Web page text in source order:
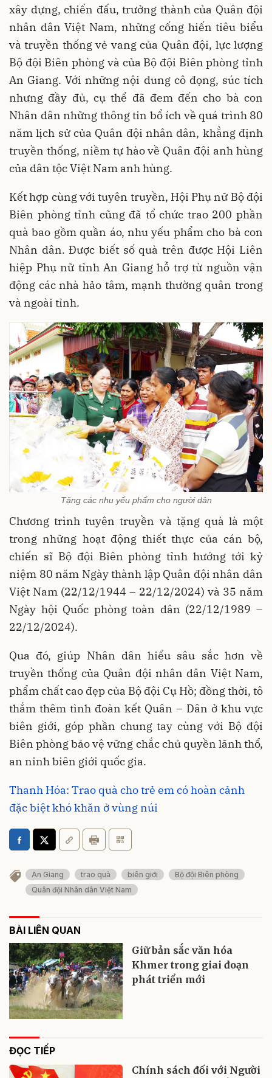
xây dựng, chiến đấu, trưởng thành của Quân đội
nhân dân Việt Nam, những cống hiến tiêu biểu
và truyền thống vẻ vang của Quân đội, lực lượng
Bộ đội Biên phòng và của Bộ đội Biên phòng tỉnh
An Giang. Với những nội dung cô đọng, súc tích
nhưng đầy đủ, cụ thể đã đem đến cho bà con
Nhân dân những thông tin bổ ích về quá trình 80
năm lịch sử của Quân đội nhân dân, khẳng định
truyền thống, niềm tự hào về Quân đội anh hùng
của dân tộc Việt Nam anh hùng.
Kết hợp cùng với tuyên truyền, Hội Phụ nữ Bộ đội
Biên phòng tỉnh cũng đã tổ chức trao 200 phần
quà bao gồm quần áo, nhu yếu phẩm cho bà con
Nhân dân. Được biết số quà trên được Hội Liên
hiệp Phụ nữ tỉnh An Giang hỗ trợ từ nguồn vận
động các nhà hảo tâm, mạnh thường quân trong
và ngoài tỉnh.
Tặng các nhu yếu phẩm cho người dân
Chương trình tuyên truyền và tặng quà là một
trong những hoạt động thiết thực của cán bộ,
chiến sĩ Bộ đội Biên phòng tỉnh hướng tới kỷ
niệm 80 năm Ngày thành lập Quân đội nhân dân
Việt Nam (22/12/1944 – 22/12/2024) và 35 năm
Ngày hội Quốc phòng toàn dân (22/12/1989 –
22/12/2024).
Qua đó, giúp Nhân dân hiểu sâu sắc hơn về
truyền thống của Quân đội nhân dân Việt Nam,
phẩm chất cao đẹp của Bộ đội Cụ Hồ; đồng thời, tô
thắm thêm tình đoàn kết Quân – Dân ở khu vực
biên giới, góp phần chung tay cùng với Bộ đội
Biên phòng bảo vệ vững chắc chủ quyền lãnh thổ,
an ninh biên giới quốc gia.
Thanh Hóa: Trao quà cho trẻ em có hoàn cảnh
đặc biệt khó khăn ở vùng núi
An Giang trao quà biên giới
Bộ đội Biên phòng
Quân đội Nhân dân Việt Nam
BÀI LIÊN QUAN
Giữ bản sắc văn hóa
Khmer trong giai đoạn
phát triển mới
ĐỌC TIẾP
Chính sách đối với Người